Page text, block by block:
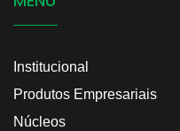
Institucional
Produtos Empresariais
Núcleos